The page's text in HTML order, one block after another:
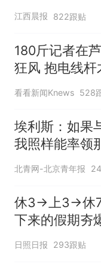
修理店铺换胎
元，官方发布
江西晨报 822跟贴
180斤记者在
狂风 抱电线杆
看看新闻Knews 528
埃利斯：如果
我照样能率领
得现在的成就
北青网-北京青年报
休3→上3→休
下来的假期夯
日照日报 293跟贴